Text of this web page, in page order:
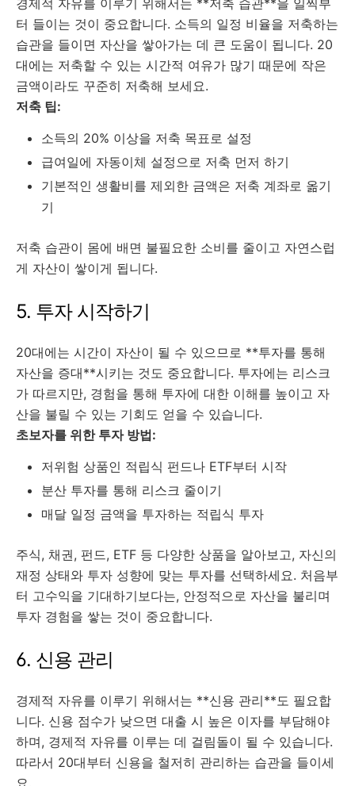
경제적 자유를 이루기 위해서는 **저축 습관**을 일찍부
터 들이는 것이 중요합니다. 소득의 일정 비율을 저축하는
습관을 들이면 자산을 쌓아가는 데 큰 도움이 됩니다. 20
대에는 저축할 수 있는 시간적 여유가 많기 때문에 작은
금액이라도 꾸준히 저축해 보세요.
저축 팁:
소득의 20% 이상을 저축 목표로 설정
급여일에 자동이체 설정으로 저축 먼저 하기
기본적인 생활비를 제외한 금액은 저축 계좌로 옮기
기
저축 습관이 몸에 배면 불필요한 소비를 줄이고 자연스럽
게 자산이 쌓이게 됩니다.
5. 투자 시작하기
20대에는 시간이 자산이 될 수 있으므로 **투자를 통해
자산을 증대**시키는 것도 중요합니다. 투자에는 리스크
가 따르지만, 경험을 통해 투자에 대한 이해를 높이고 자
산을 불릴 수 있는 기회도 얻을 수 있습니다.
초보자를 위한 투자 방법:
저위험 상품인 적립식 펀드나 ETF부터 시작
분산 투자를 통해 리스크 줄이기
매달 일정 금액을 투자하는 적립식 투자
주식, 채권, 펀드, ETF 등 다양한 상품을 알아보고, 자신의
재정 상태와 투자 성향에 맞는 투자를 선택하세요. 처음부
터 고수익을 기대하기보다는, 안정적으로 자산을 불리며
투자 경험을 쌓는 것이 중요합니다.
6. 신용 관리
경제적 자유를 이루기 위해서는 **신용 관리**도 필요합
니다. 신용 점수가 낮으면 대출 시 높은 이자를 부담해야
하며, 경제적 자유를 이루는 데 걸림돌이 될 수 있습니다.
따라서 20대부터 신용을 철저히 관리하는 습관을 들이세
요.